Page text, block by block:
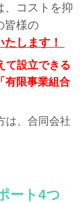
コストを抑
皆様の
します！
て設立できる
有限事業組合
は、合同会社
ート4つ